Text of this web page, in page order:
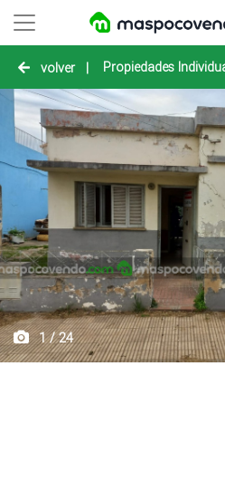
volver | Propiedades
1 / 24